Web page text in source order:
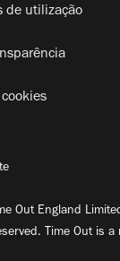
de utilização
Out England
Time Out is